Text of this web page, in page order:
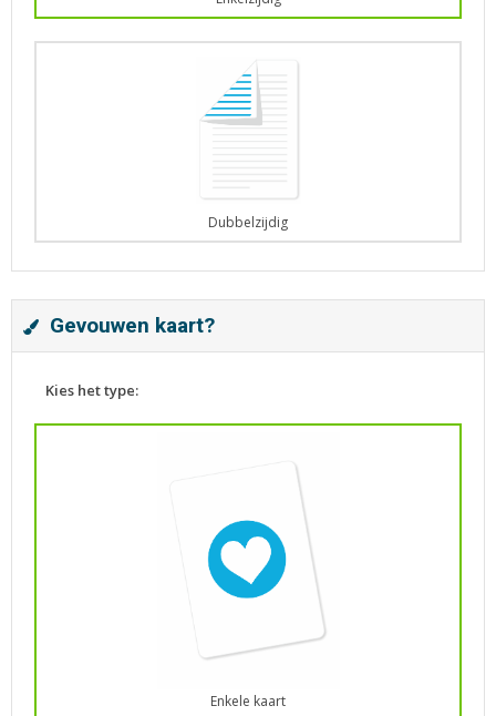
Dubbelzijdig
Gevouwen kaart?
Kies het type:
Enkele kaart